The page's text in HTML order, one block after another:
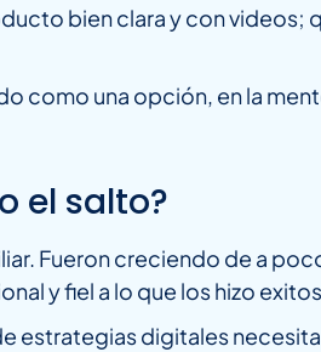
bien clara y con videos;
como una opción, en la
el salto?
Fueron creciendo de a
y fiel a lo que los hizo
estrategias digitales